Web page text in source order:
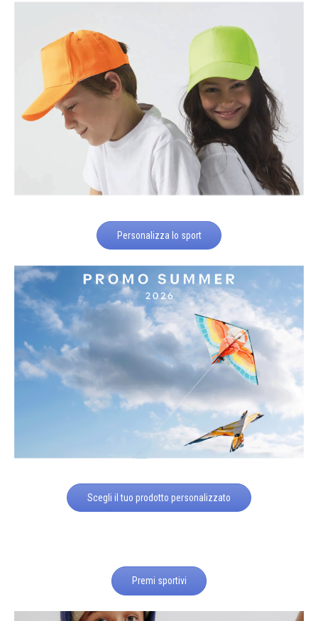
Personalizza lo sport
Scegli il tuo prodotto personalizzato
Premi sportivi